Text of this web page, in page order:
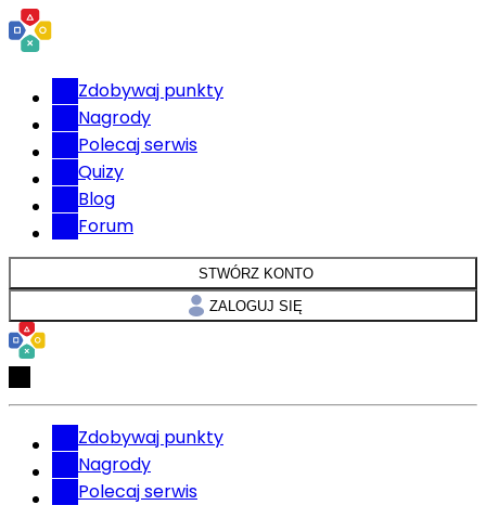
Zdobywaj punkty
Nagrody
Polecaj serwis
Quizy
Blog
Forum
STWÓRZ KONTO
ZALOGUJ SIĘ
Zdobywaj punkty
Nagrody
Polecaj serwis